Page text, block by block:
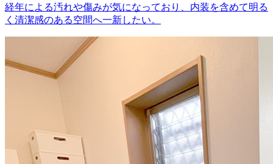
経年による汚れや傷みが気になっており、内装を含めて明る
く清潔感のある空間へ一新したい。